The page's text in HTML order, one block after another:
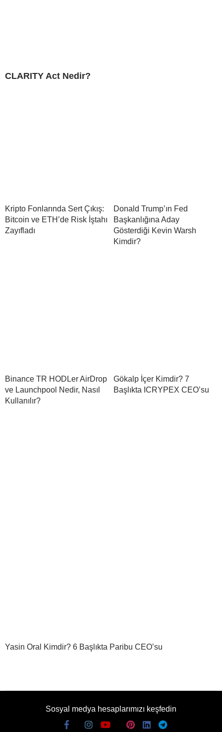
CLARITY Act Nedir?
Kripto Fonlarında Sert Çıkış:
Bitcoin ve ETH’de Risk İştahı
Zayıfladı
Donald Trump’ın Fed
Başkanlığına Aday
Gösterdiği Kevin Warsh
Kimdir?
Binance TR HODLer AirDrop
ve Launchpool Nedir, Nasıl
Kullanılır?
Gökalp İçer Kimdir? 7
Başlıkta ICRYPEX CEO’su
Yasin Oral Kimdir? 6 Başlıkta Paribu CEO’su
Sosyal medya hesaplarımızı keşfedin